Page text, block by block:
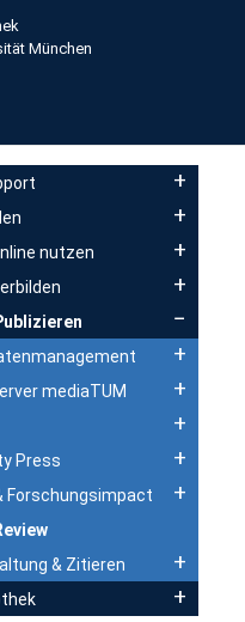
München
nutzen
mediaTUM
Press
Forschungsimpact
& Zitieren